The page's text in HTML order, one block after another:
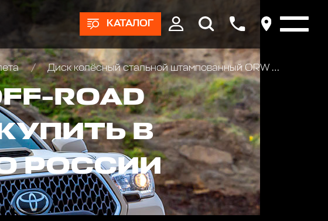
КАТАЛОГ
Диск колёсный стальной штампованный ORW 24B, 6x139.7, 17x8, ET-25, ЦО 110, черный
ROAD
КУПИТЬ В
РОССИИ